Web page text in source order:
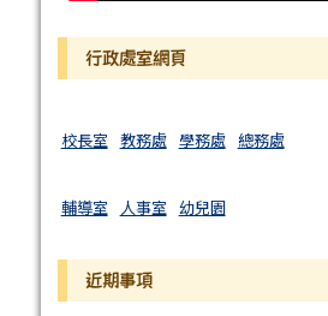
行政處室網頁
校長室 教務處 學務處 總務處
輔導室 人事室 幼兒園
近期事項